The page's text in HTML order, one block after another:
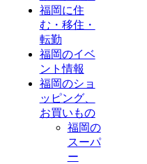
福岡に住
む・移住・
転勤
福岡のイベ
ント情報
福岡のショ
ッピング、
お買いもの
福岡の
スーパ
ー